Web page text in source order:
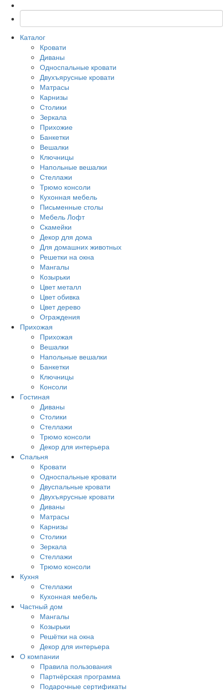
Каталог
Кровати
Диваны
Односпальные кровати
Двухъярусные кровати
Матрасы
Карнизы
Столики
Зеркала
Прихожие
Банкетки
Вешалки
Ключницы
Напольные вешалки
Стеллажи
Трюмо консоли
Кухонная мебель
Письменные столы
Мебель Лофт
Скамейки
Декор для дома
Для домашних животных
Решетки на окна
Мангалы
Козырьки
Цвет металл
Цвет обивка
Цвет дерево
Ограждения
Прихожая
Прихожая
Вешалки
Напольные вешалки
Банкетки
Ключницы
Консоли
Гостиная
Диваны
Столики
Стеллажи
Трюмо консоли
Декор для интерьера
Спальня
Кровати
Односпальные кровати
Двуспальные кровати
Двухъярусные кровати
Диваны
Матрасы
Карнизы
Столики
Зеркала
Стеллажи
Трюмо консоли
Кухня
Стеллажи
Кухонная мебель
Частный дом
Мангалы
Козырьки
Решётки на окна
Декор для интерьера
О компании
Правила пользования
Партнёрская программа
Подарочные сертификаты